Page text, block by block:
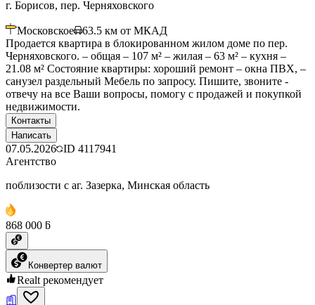
г. Борисов, пер. Черняховского
Московское 63.5 км от МКАД
Продается квартира в блокированном жилом доме по пер.
Черняховского. – общая – 107 м² – жилая – 63 м² – кухня –
21.08 м² Состояние квартиры: хороший ремонт – окна ПВХ, –
санузел раздельный Мебель по запросу. Пишите, звоните -
отвечу на все Ваши вопросы, помогу с продажей и покупкой
недвижимости.
Контакты
Написать
07.05.2026 ID 4117941
Агентство
поблизости с аг. Зазерка, Минская область
868 000 ƃ
Конвертер валют
Realt рекомендует